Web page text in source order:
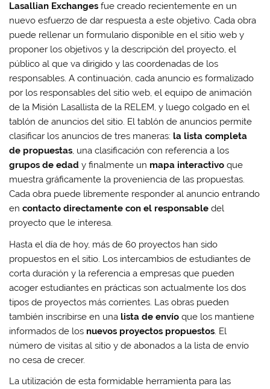
Lasallian Exchanges fue creado recientemente en un
nuevo esfuerzo de dar respuesta a este objetivo. Cada obra
puede rellenar un formulario disponible en el sitio web y
proponer los objetivos y la descripción del proyecto, el
público al que va dirigido y las coordenadas de los
responsables. A continuación, cada anuncio es formalizado
por los responsables del sitio web, el equipo de animación
de la Misión Lasallista de la RELEM, y luego colgado en el
tablón de anuncios del sitio. El tablón de anuncios permite
clasificar los anuncios de tres maneras: la lista completa
de propuestas, una clasificación con referencia a los
grupos de edad y finalmente un mapa interactivo que
muestra gráficamente la proveniencia de las propuestas.
Cada obra puede libremente responder al anuncio entrando
encontacto directamente con el responsable del
proyecto que le interesa.
Hasta el día de hoy, más de 60 proyectos han sido
propuestos en el sitio. Los intercambios de estudiantes de
corta duración y la referencia a empresas que pueden
acoger estudiantes en prácticas son actualmente los dos
tipos de proyectos más corrientes. Las obras pueden
también inscribirse en una lista de envío que los mantiene
informados de los nuevos proyectos propuestos . El
número de visitas al sitio y de abonados a la lista de envío
no cesa de crecer.
La utilización de esta formidable herramienta para las